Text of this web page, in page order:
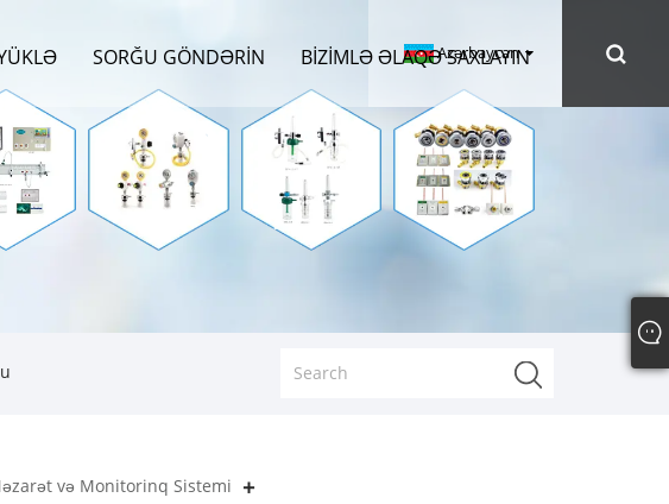
SORĞU GÖNDƏRIN BIZIMLƏ ƏLAQƏ SAXLAYIN
Azərbaycan
və Monitorinq Sistemi